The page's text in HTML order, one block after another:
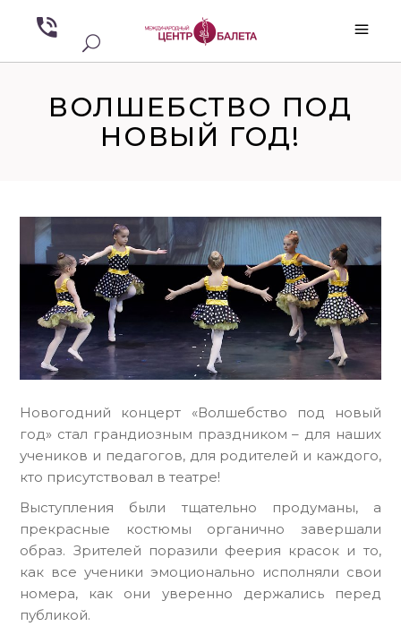
ВОЛШЕБСТВО ПОД
НОВЫЙ ГОД!
Новогодний концерт «Волшебство под новый
год» стал грандиозным праздником – для наших
учеников и педагогов, для родителей и каждого,
кто присутствовал в театре!
Выступления были тщательно продуманы, а
прекрасные костюмы органично завершали
образ. Зрителей поразили феерия красок и то,
как все ученики эмоционально исполняли свои
номера, как они уверенно держались перед
публикой.